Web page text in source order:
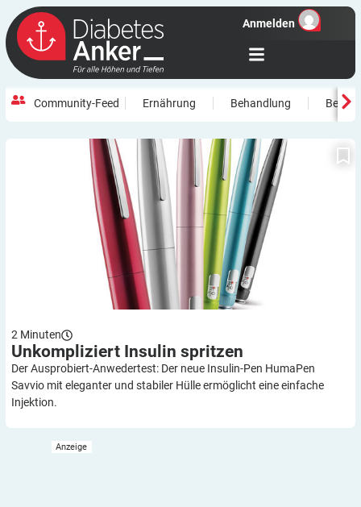
Anmelden
Community-Feed Ernährung Behandlung
Unkompliziert Insulin spritzen
2 Minuten
Unkompliziert Insulin spritzen
Der Ausprobiert-Anwedertest: Der neue Insulin-Pen HumaPen
Savvio mit eleganter und stabiler Hülle ermöglicht eine einfache
Injektion.